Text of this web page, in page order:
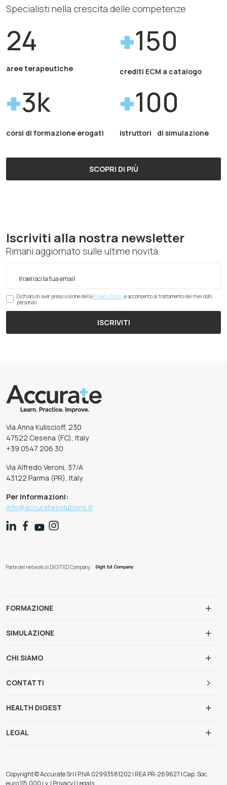
Specialisti nella crescita delle competenze
24
aree terapeutiche
150
crediti ECM a catalogo
3k
corsi di formazione erogati
100
istruttori di simulazione
SCOPRI DI PIÙ
Iscriviti alla nostra newsletter
Rimani aggiornato sulle ultime novità
Dichiaro di aver preso visione dellaPrivacy Policye acconsento al trattamento dei miei dati
personali.
ISCRIVITI
Via Anna Kuliscioff, 230
47522 Cesena (FC), Italy
+39 0547 206 30
Via Alfredo Veroni, 37/A
43122 Parma (PR), Italy
Per informazioni:
info@accuratesolutions.it
Parte del network di DIGIT ED Company
FORMAZIONE
SIMULAZIONE
CHI SIAMO
CONTATTI
HEALTH DIGEST
LEGAL
Copyright © Accurate Srl | P.IVA 02993581202 | REA PR-269627 | Cap. Soc.
euro 115.000 i.v. | Privacy | Legals